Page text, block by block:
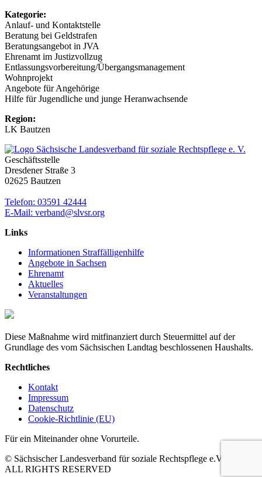
Kategorie:
Anlauf- und Kontaktstelle
Beratung bei Geldstrafen
Beratungsangebot in JVA
Ehrenamt im Justizvollzug
Entlassungsvorbereitung/Übergangsmanagement
Wohnprojekt
Angebote für Angehörige
Hilfe für Jugendliche und junge Heranwachsende
Region:
LK Bautzen
Geschäftsstelle
Dresdener Straße 3
02625 Bautzen
Telefon: 03591 42444
E-Mail: verband@slvsr.org
Links
Informationen Straffälligenhilfe
Angebote in Sachsen
Ehrenamt
Aktuelles
Veranstaltungen
Diese Maßnahme wird mitfinanziert durch Steuermittel auf der
Grundlage des vom Sächsischen Landtag beschlossenen Haushalts.
Rechtliches
Kontakt
Impressum
Datenschutz
Cookie-Richtlinie (EU)
Für ein Miteinander ohne Vorurteile.
© Sächsischer Landesverband für soziale Rechtspflege e.V. 2026 |
ALL RIGHTS RESERVED